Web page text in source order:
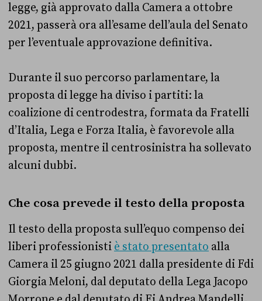
legge, già approvato dalla Camera a ottobre
2021, passerà ora all’esame dell’aula del Senato
per l’eventuale approvazione definitiva.
Durante il suo percorso parlamentare, la
proposta di legge ha diviso i partiti: la
coalizione di centrodestra, formata da Fratelli
d’Italia, Lega e Forza Italia, è favorevole alla
proposta, mentre il centrosinistra ha sollevato
alcuni dubbi.
Che cosa prevede il testo della proposta
Il testo della proposta sull’equo compenso dei
liberi professionisti è stato presentato alla
Camera il 25 giugno 2021 dalla presidente di Fdi
Giorgia Meloni, dal deputato della Lega Jacopo